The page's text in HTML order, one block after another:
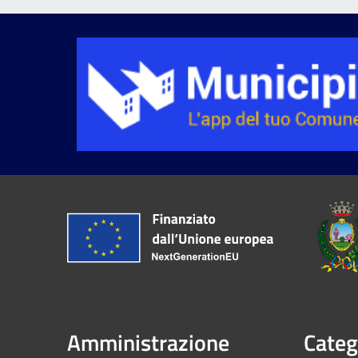
Amministrazione